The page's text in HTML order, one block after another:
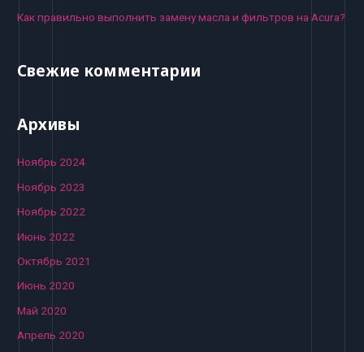
Как правильно выполнить замену масла и фильтров на Acura?
Свежие комментарии
Архивы
Ноябрь 2024
Ноябрь 2023
Ноябрь 2022
Июнь 2022
Октябрь 2021
Июнь 2020
Май 2020
Апрель 2020